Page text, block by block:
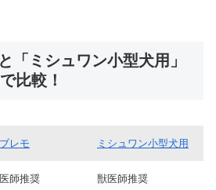
「ミシュワン小型犬用」
比較！
レモ ミシュワン小型犬用
師推奨 獣医師推奨